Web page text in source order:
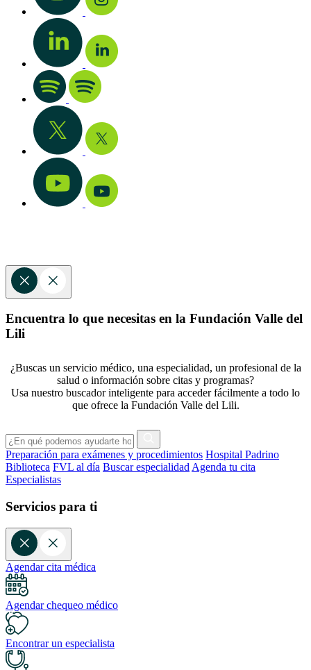
Encuentra lo que necesitas en la Fundación Valle del
Lili
¿Buscas un servicio médico, una especialidad, un profesional de la
salud o información sobre citas y programas?
Usa nuestro buscador inteligente para acceder fácilmente a todo lo
que ofrece la Fundación Valle del Lili.
Preparación para exámenes y procedimientos Hospital Padrino
Biblioteca FVL al día Buscar especialidad Agenda tu cita
Especialistas
Servicios para ti
Agendar cita médica
Agendar chequeo médico
Encontrar un especialista